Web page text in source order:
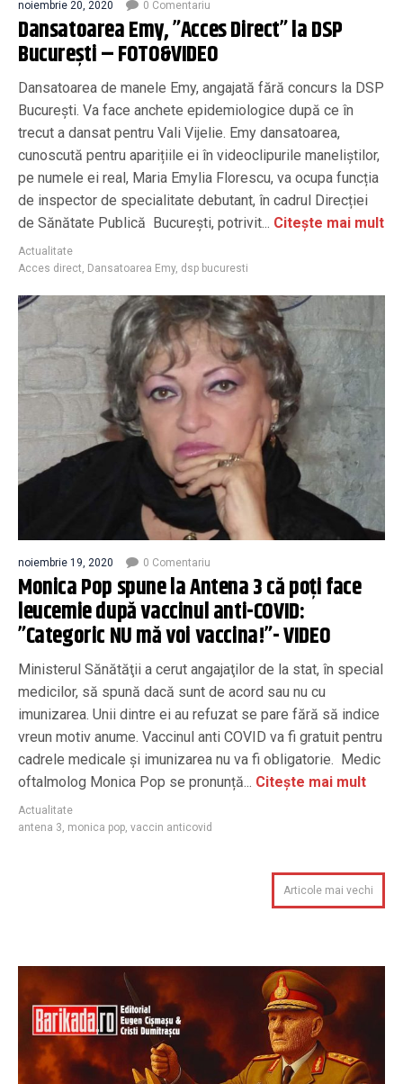
noiembrie 20, 2020 0 Comentariu
Dansatoarea Emy, ”Acces Direct” la DSP
București – FOTO&VIDEO
Dansatoarea de manele Emy, angajată fără concurs la DSP
Bucureşti. Va face anchete epidemiologice după ce în
trecut a dansat pentru Vali Vijelie. Emy dansatoarea,
cunoscută pentru aparițiile ei în videoclipurile maneliștilor,
pe numele ei real, Maria Emylia Florescu, va ocupa funcția
de inspector de specialitate debutant, în cadrul Direcției
de Sănătate Publică București, potrivit... Citește mai mult
Actualitate
Acces direct Dansatoarea Emy, dsp bucuresti
noiembrie 19, 2020 0 Comentariu
Monica Pop spune la Antena 3 că poți face
leucemie după vaccinul anti-COVID:
”Categoric NU mă voi vaccina!”- VIDEO
Ministerul Sănătăţii a cerut angajaţilor de la stat, în special
medicilor, să spună dacă sunt de acord sau nu cu
imunizarea. Unii dintre ei au refuzat se pare fără să indice
vreun motiv anume. Vaccinul anti COVID va fi gratuit pentru
cadrele medicale și imunizarea nu va fi obligatorie. Medic
oftalmolog Monica Pop se pronunță... Citește mai mult
Actualitate
antena 3 monica pop vaccin anticovid
Articole mai vechi